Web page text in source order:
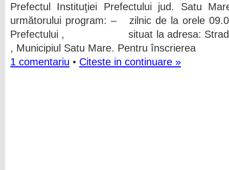
Prefectul Instituţiei Prefectului jud. Satu
următorului program: – zilnic de la orele
Prefectului , situat la adresa: Strada
, Municipiul Satu Mare. Pentru înscrierea
1 comentariu • Citeste in continuare »